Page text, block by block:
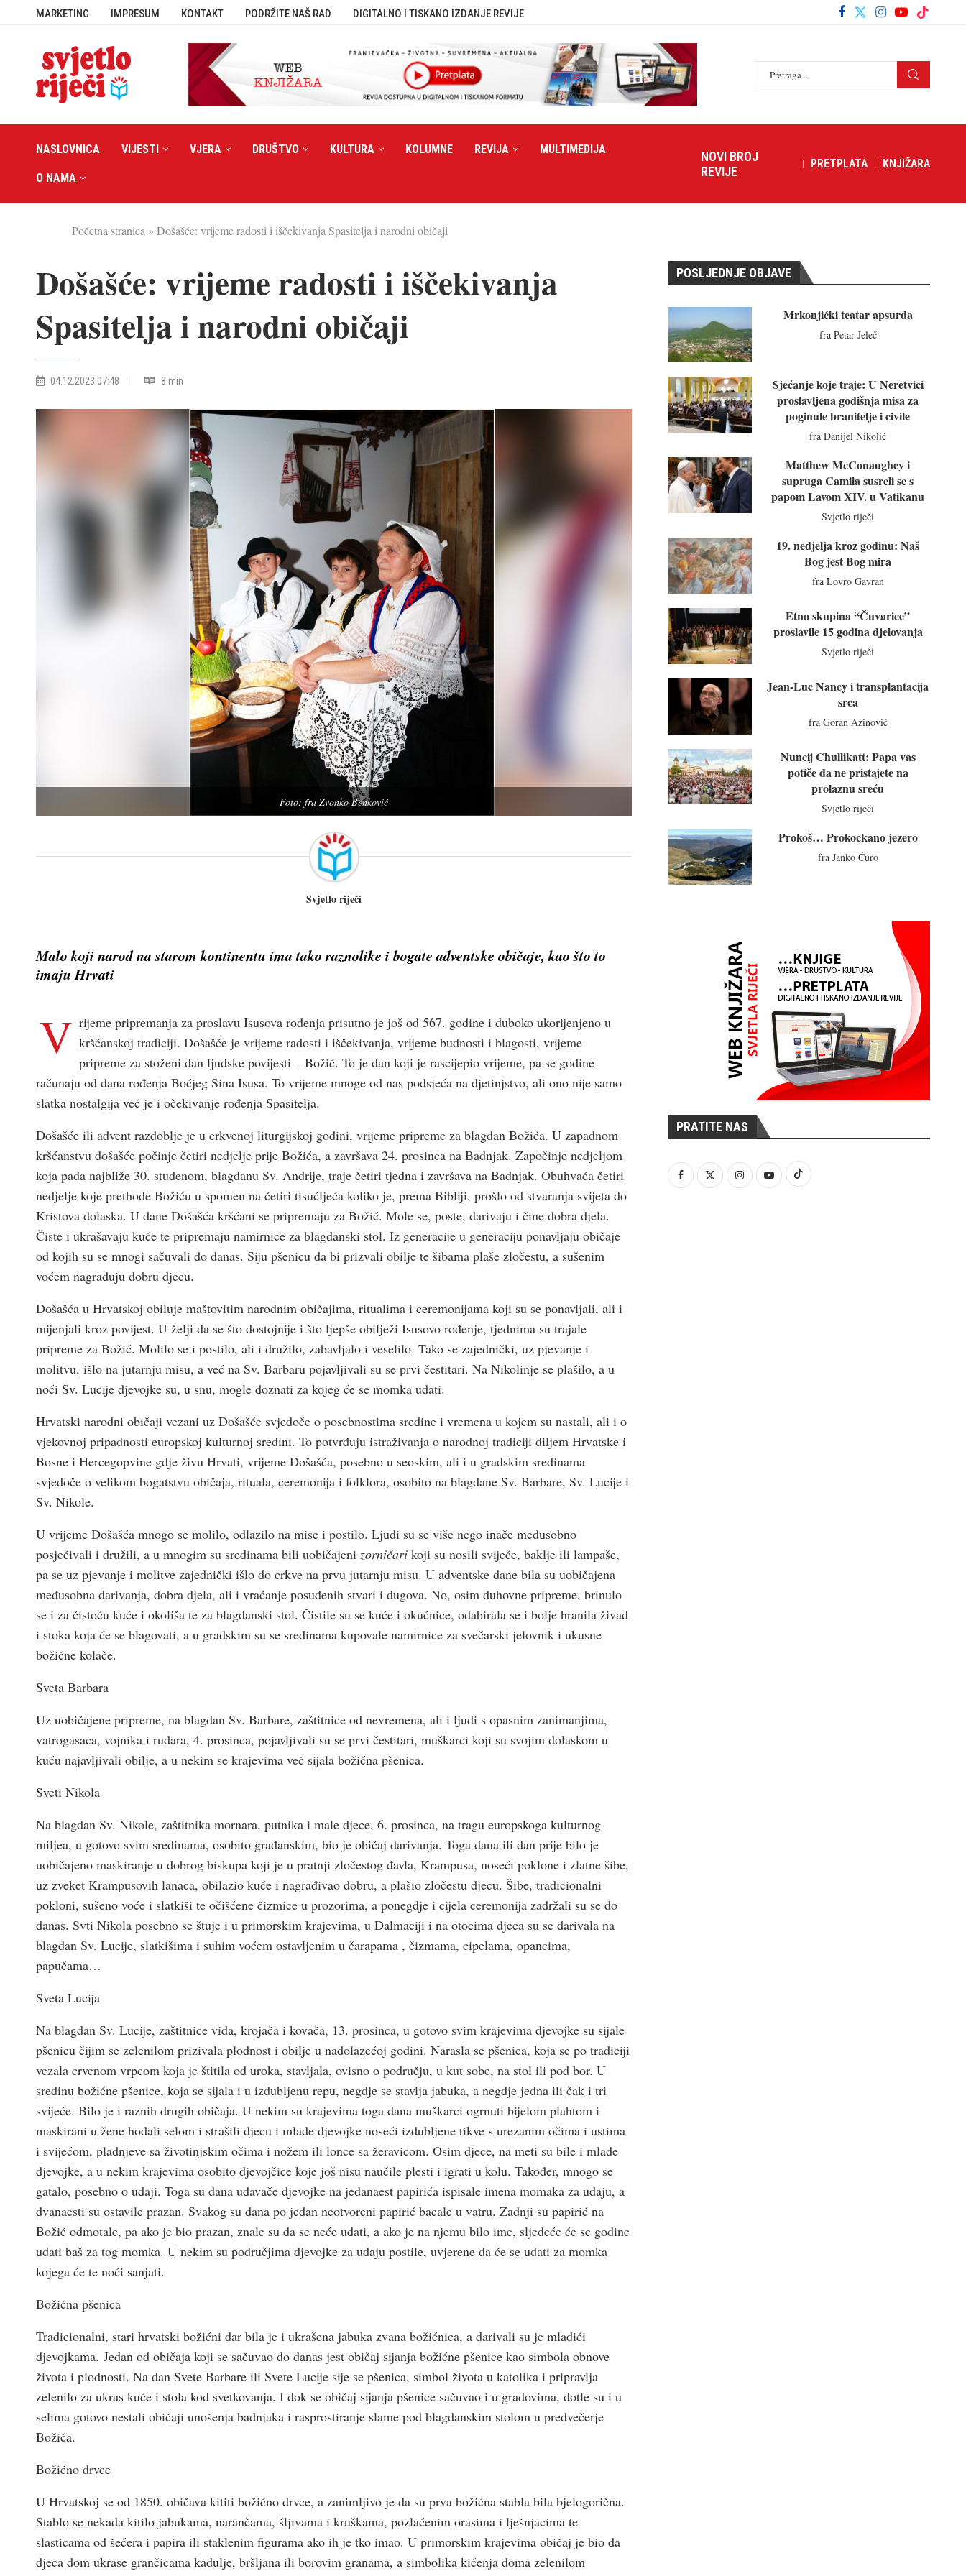
MARKETING IMPRESUM KONTAKT PODRŽITE NAŠ RAD DIGITALNO I TISKANO IZDANJE REVIJE
NASLOVNICA VIJESTI VJERA DRUŠTVO KULTURA KOLUMNE REVIJA MULTIMEDIJA
O NAMA
NOVI BROJ
REVIJE
PRETPLATA KNJIŽARA
Početna stranica » Došašće: vrijeme radosti i iščekivanja Spasitelja i narodni običaji
Došašće: vrijeme radosti i iščekivanja
Spasitelja i narodni običaji
04.12.2023 07:48 8 min
Foto: fra Zvonko Benković
Svjetlo riječi
Malo koji narod na starom kontinentu ima tako raznolike i bogate adventske običaje, kao što to
imaju Hrvati
V rijeme pripremanja za proslavu Isusova rođenja prisutno je još od 567. godine i duboko ukorijenjeno u
kršćanskoj tradiciji. Došašće je vrijeme radosti i iščekivanja, vrijeme budnosti i blagosti, vrijeme
pripreme za stoženi dan ljudske povijesti – Božić. To je dan koji je rascijepio vrijeme, pa se godine
računaju od dana rođenja Boćjeg Sina Isusa. To vrijeme mnoge od nas podsjeća na djetinjstvo, ali ono nije samo
slatka nostalgija već je i očekivanje rođenja Spasitelja.
Došašće ili advent razdoblje je u crkvenoj liturgijskoj godini, vrijeme pripreme za blagdan Božića. U zapadnom
kršćanstvu došašće počinje četiri nedjelje prije Božića, a završava 24. prosinca na Badnjak. Započinje nedjeljom
koja pada najbliže 30. studenom, blagdanu Sv. Andrije, traje četiri tjedna i završava na Badnjak. Obuhvaća četiri
nedjelje koje prethode Božiću u spomen na četiri tisućljeća koliko je, prema Bibliji, prošlo od stvaranja svijeta do
Kristova dolaska. U dane Došašća kršćani se pripremaju za Božić. Mole se, poste, darivaju i čine dobra djela.
Čiste i ukrašavaju kuće te pripremaju namirnice za blagdanski stol. Iz generacije u generaciju ponavljaju običaje
od kojih su se mnogi sačuvali do danas. Siju pšenicu da bi prizvali obilje te šibama plaše zločestu, a sušenim
voćem nagrađuju dobru djecu.
Došašća u Hrvatskoj obiluje maštovitim narodnim običajima, ritualima i ceremonijama koji su se ponavljali, ali i
mijenjali kroz povijest. U želji da se što dostojnije i što ljepše obilježi Isusovo rođenje, tjednima su trajale
pripreme za Božić. Molilo se i postilo, ali i družilo, zabavljalo i veselilo. Tako se zajednički, uz pjevanje i
molitvu, išlo na jutarnju misu, a već na Sv. Barbaru pojavljivali su se prvi čestitari. Na Nikolinje se plašilo, a u
noći Sv. Lucije djevojke su, u snu, mogle doznati za kojeg će se momka udati.
Hrvatski narodni običaji vezani uz Došašće svjedoče o posebnostima sredine i vremena u kojem su nastali, ali i o
vjekovnoj pripadnosti europskoj kulturnoj sredini. To potvrđuju istraživanja o narodnoj tradiciji diljem Hrvatske i
Bosne i Hercegopvine gdje živu Hrvati, vrijeme Došašća, posebno u seoskim, ali i u gradskim sredinama
svjedoče o velikom bogatstvu običaja, rituala, ceremonija i folklora, osobito na blagdane Sv. Barbare, Sv. Lucije i
Sv. Nikole.
U vrijeme Došašća mnogo se molilo, odlazilo na mise i postilo. Ljudi su se više nego inače međusobno
posjećivali i družili, a u mnogim su sredinama bili uobičajeni zorničari koji su nosili svijeće, baklje ili lampaše,
pa se uz pjevanje i molitve zajednički išlo do crkve na prvu jutarnju misu. U adventske dane bila su uobičajena
međusobna darivanja, dobra djela, ali i vraćanje posuđenih stvari i dugova. No, osim duhovne pripreme, brinulo
se i za čistoću kuće i okoliša te za blagdanski stol. Čistile su se kuće i okućnice, odabirala se i bolje hranila živad
i stoka koja će se blagovati, a u gradskim su se sredinama kupovale namirnice za svečarski jelovnik i ukusne
božićne kolače.
Sveta Barbara
Uz uobičajene pripreme, na blagdan Sv. Barbare, zaštitnice od nevremena, ali i ljudi s opasnim zanimanjima,
vatrogasaca, vojnika i rudara, 4. prosinca, pojavljivali su se prvi čestitari, muškarci koji su svojim dolaskom u
kuću najavljivali obilje, a u nekim se krajevima već sijala božićna pšenica.
Sveti Nikola
Na blagdan Sv. Nikole, zaštitnika mornara, putnika i male djece, 6. prosinca, na tragu europskoga kulturnog
miljea, u gotovo svim sredinama, osobito građanskim, bio je običaj darivanja. Toga dana ili dan prije bilo je
uobičajeno maskiranje u dobrog biskupa koji je u pratnji zločestog đavla, Krampusa, noseći poklone i zlatne šibe,
uz zveket Krampusovih lanaca, obilazio kuće i nagrađivao dobru, a plašio zločestu djecu. Šibe, tradicionalni
pokloni, sušeno voće i slatkiši te očišćene čizmice u prozorima, a ponegdje i cijela ceremonija zadržali su se do
danas. Svti Nikola posebno se štuje i u primorskim krajevima, u Dalmaciji i na otocima djeca su se darivala na
blagdan Sv. Lucije, slatkišima i suhim voćem ostavljenim u čarapama , čizmama, cipelama, opancima,
papučama…
Sveta Lucija
Na blagdan Sv. Lucije, zaštitnice vida, krojača i kovača, 13. prosinca, u gotovo svim krajevima djevojke su sijale
pšenicu čijim se zelenilom prizivala plodnost i obilje u nadolazećoj godini. Narasla se pšenica, koja se po tradiciji
vezala crvenom vrpcom koja je štitila od uroka, stavljala, ovisno o području, u kut sobe, na stol ili pod bor. U
sredinu božićne pšenice, koja se sijala i u izdubljenu repu, negdje se stavlja jabuka, a negdje jedna ili čak i tri
svijeće. Bilo je i raznih drugih običaja. U nekim su krajevima toga dana muškarci ogrnuti bijelom plahtom i
maskirani u žene hodali selom i strašili djecu i mlade djevojke noseći izdubljene tikve s urezanim očima i ustima
i svijećom, pladnjeve sa životinjskim očima i nožem ili lonce sa žeravicom. Osim djece, na meti su bile i mlade
djevojke, a u nekim krajevima osobito djevojčice koje još nisu naučile plesti i igrati u kolu. Također, mnogo se
gatalo, posebno o udaji. Toga su dana udavače djevojke na jedanaest papirića ispisale imena momaka za udaju, a
dvanaesti su ostavile prazan. Svakog su dana po jedan neotvoreni papirić bacale u vatru. Zadnji su papirić na
Božić odmotale, pa ako je bio prazan, znale su da se neće udati, a ako je na njemu bilo ime, sljedeće će se godine
udati baš za tog momka. U nekim su područjima djevojke za udaju postile, uvjerene da će se udati za momka
kojega će te noći sanjati.
Božićna pšenica
Tradicionalni, stari hrvatski božićni dar bila je i ukrašena jabuka zvana božićnica, a darivali su je mladići
djevojkama. Jedan od običaja koji se sačuvao do danas jest običaj sijanja božićne pšenice kao simbola obnove
života i plodnosti. Na dan Svete Barbare ili Svete Lucije sije se pšenica, simbol života u katolika i pripravlja
zelenilo za ukras kuće i stola kod svetkovanja. I dok se običaj sijanja pšenice sačuvao i u gradovima, dotle su i u
selima gotovo nestali običaji unošenja badnjaka i rasprostiranje slame pod blagdanskim stolom u predvečerje
Božića.
Božićno drvce
U Hrvatskoj se od 1850. običava kititi božićno drvce, a zanimljivo je da su prva božićna stabla bila bjelogorična.
Stablo se nekada kitilo jabukama, narančama, šljivama i kruškama, pozlaćenim orasima i lješnjacima te
slasticama od šećera i papira ili staklenim figurama ako ih je tko imao. U primorskim krajevima običaj je bio da
djeca dom ukrase grančicama kadulje, bršljana ili borovim granama, a simbolika kićenja doma zelenilom
POSLJEDNJE OBJAVE
Mrkonjićki teatar apsurda
fra Petar Jeleč
Sjećanje koje traje: U Neretvici
proslavljena godišnja misa za
poginule branitelje i civile
fra Danijel Nikolić
Matthew McConaughey i
supruga Camila susreli se s
papom Lavom XIV. u Vatikanu
Svjetlo riječi
19. nedjelja kroz godinu: Naš
Bog jest Bog mira
fra Lovro Gavran
Etno skupina “Čuvarice”
proslavile 15 godina djelovanja
Svjetlo riječi
Jean-Luc Nancy i transplantacija
srca
fra Goran Azinović
Nuncij Chullikatt: Papa vas
potiče da ne pristajete na
prolaznu sreću
Svjetlo riječi
Prokoš… Prokockano jezero
fra Janko Ćuro
PRATITE NAS